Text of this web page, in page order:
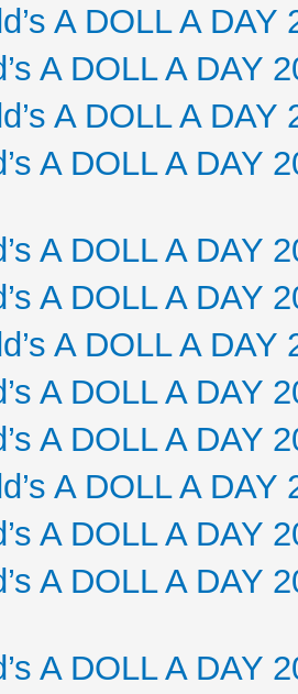
A DOLL A DAY
A DOLL A DAY
A DOLL A DAY
A DOLL A DAY
A DOLL A DAY
A DOLL A DAY
A DOLL A DAY
A DOLL A DAY
A DOLL A DAY
A DOLL A DAY
A DOLL A DAY
A DOLL A DAY
A DOLL A DAY